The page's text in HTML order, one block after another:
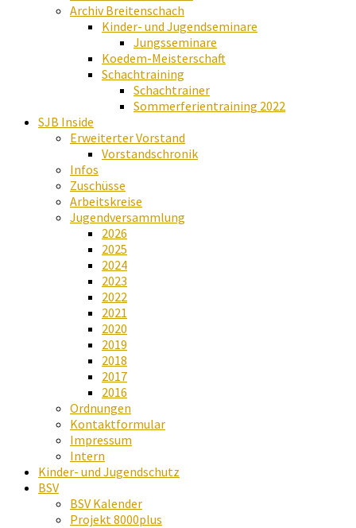
Archiv Breitenschach
Kinder- und Jugendseminare
Jungsseminare
Koedem-Meisterschaft
Schachtraining
Schachtrainer
Sommerferientraining 2022
SJB Inside
Erweiterter Vorstand
Vorstandschronik
Infos
Zuschüsse
Arbeitskreise
Jugendversammlung
2026
2025
2024
2023
2022
2021
2020
2019
2018
2017
2016
Ordnungen
Kontaktformular
Impressum
Intern
Kinder- und Jugendschutz
BSV
BSV Kalender
Projekt 8000plus